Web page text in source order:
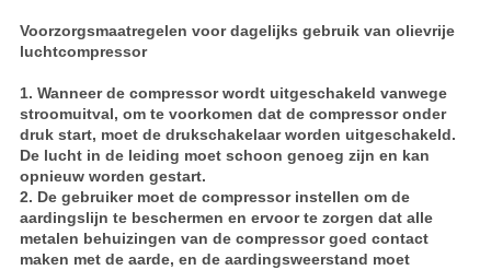
Voorzorgsmaatregelen voor dagelijks gebruik van olievrije
luchtcompressor
1. Wanneer de compressor wordt uitgeschakeld vanwege
stroomuitval, om te voorkomen dat de compressor onder
druk start, moet de drukschakelaar worden uitgeschakeld.
De lucht in de leiding moet schoon genoeg zijn en kan
opnieuw worden gestart.
2. De gebruiker moet de compressor instellen om de
aardingslijn te beschermen en ervoor te zorgen dat alle
metalen behuizingen van de compressor goed contact
maken met de aarde, en de aardingsweerstand moet